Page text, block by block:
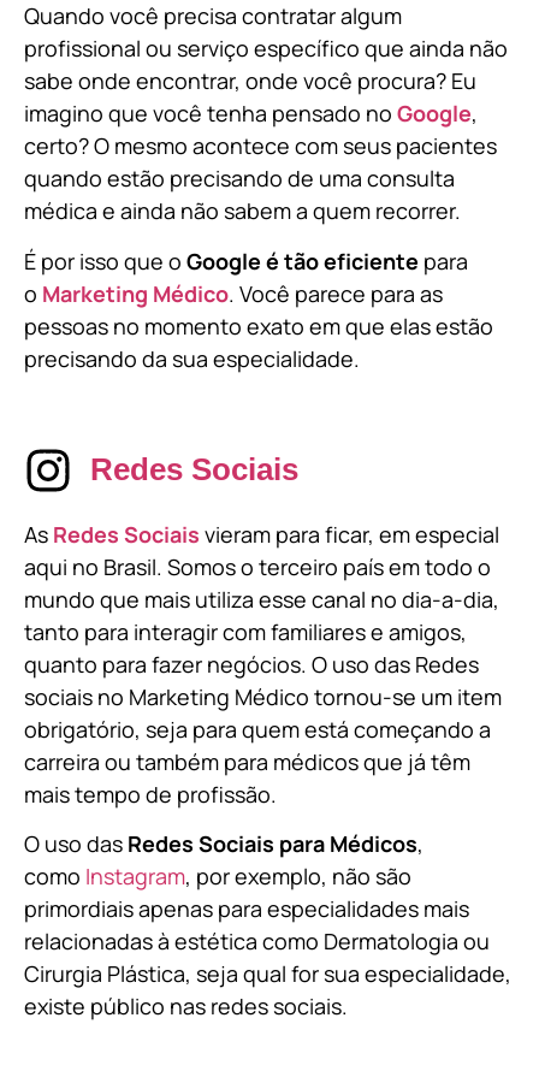
Quando você precisa contratar algum
profissional ou serviço específico que ainda não
sabe onde encontrar, onde você procura? Eu
imagino que você tenha pensado no Google,
certo? O mesmo acontece com seus pacientes
quando estão precisando de uma consulta
médica e ainda não sabem a quem recorrer.
É por isso que o Google é tão eficiente para
o Marketing Médico. Você parece para as
pessoas no momento exato em que elas estão
precisando da sua especialidade.
Redes Sociais
As Redes Sociais vieram para ficar, em especial
aqui no Brasil. Somos o terceiro país em todo o
mundo que mais utiliza esse canal no dia-a-dia,
tanto para interagir com familiares e amigos,
quanto para fazer negócios. O uso das Redes
sociais no Marketing Médico tornou-se um item
obrigatório, seja para quem está começando a
carreira ou também para médicos que já têm
mais tempo de profissão.
O uso das Redes Sociais para Médicos,
como Instagram, por exemplo, não são
primordiais apenas para especialidades mais
relacionadas à estética como Dermatologia ou
Cirurgia Plástica, seja qual for sua especialidade,
existe público nas redes sociais.